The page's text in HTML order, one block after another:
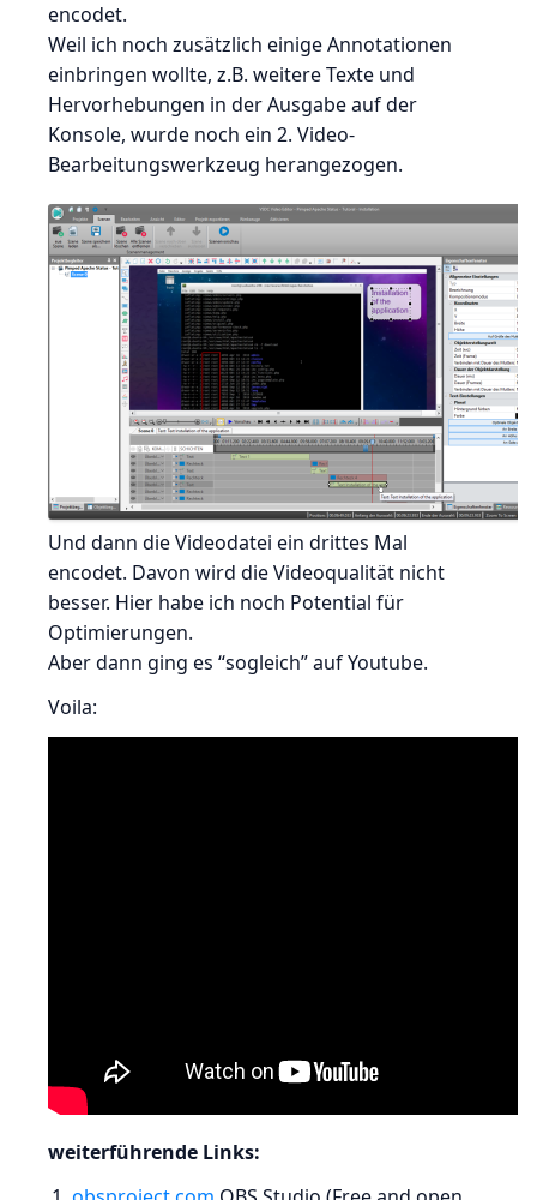
encodet.
Weil ich noch zusätzlich einige Annotationen
einbringen wollte, z.B. weitere Texte und
Hervorhebungen in der Ausgabe auf der
Konsole, wurde noch ein 2. Video-
Bearbeitungswerkzeug herangezogen.
Und dann die Videodatei ein drittes Mal
encodet. Davon wird die Videoqualität nicht
besser. Hier habe ich noch Potential für
Optimierungen.
Aber dann ging es “sogleich” auf Youtube.
Voila:
weiterführende Links: